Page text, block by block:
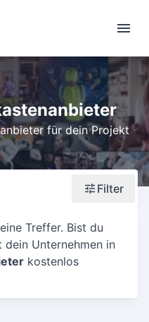
für dein Projekt
Filter
Treffer. Bist du
Unternehmen in
kostenlos